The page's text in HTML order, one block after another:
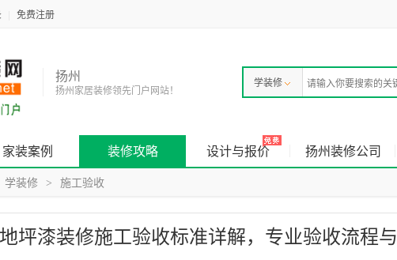
免费注册
扬州
扬州家居装修领先门户网站！
学装修
家装案例 装修攻略 设计与报价 扬州装修公司
学装修 > 施工验收
地坪漆装修施工验收标准详解，专业验收流程